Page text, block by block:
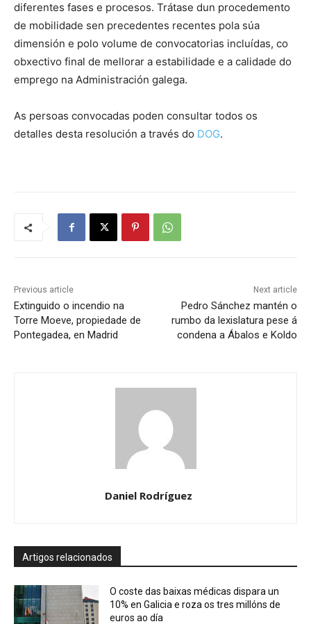
diferentes fases e procesos. Trátase dun procedemento
de mobilidade sen precedentes recentes pola súa
dimensión e polo volume de convocatorias incluídas, co
obxectivo final de mellorar a estabilidade e a calidade do
emprego na Administración galega.
As persoas convocadas poden consultar todos os
detalles desta resolución a través do DOG.
Previous article
Extinguido o incendio na
Torre Moeve, propiedade de
Pontegadea, en Madrid
Next article
Pedro Sánchez mantén o
rumbo da lexislatura pese á
condena a Ábalos e Koldo
Daniel Rodríguez
Artigos relacionados
O coste das baixas médicas dispara un
10% en Galicia e roza os tres millóns de
euros ao día